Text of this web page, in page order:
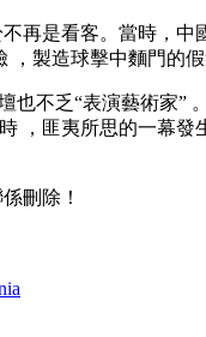
是看客 。當時
，製造球擊中麵門
壇也不乏“表演藝術家
，匪夷所思的一幕發
！